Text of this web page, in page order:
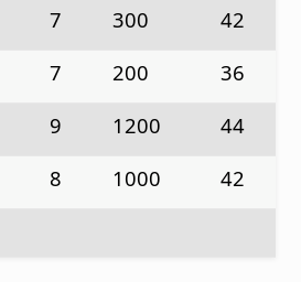
7 300
42
7 200
36
9 1200
44
8 1000
42